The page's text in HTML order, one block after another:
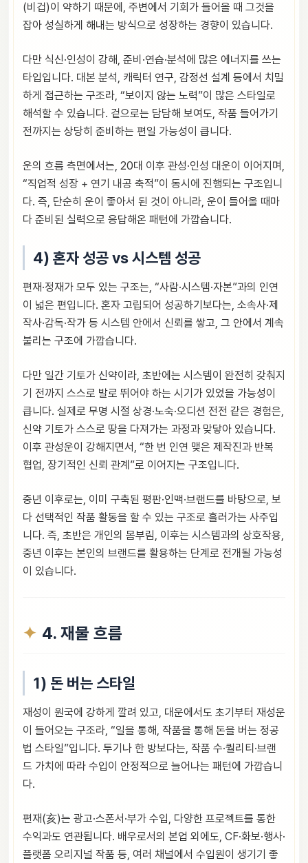
(비겁)이 약하기 때문에, 주변에서 기회가 들어올 때 그것을
잡아 성실하게 해내는 방식으로 성장하는 경향이 있습니다.
다만 식신·인성이 강해, 준비·연습·분석에 많은 에너지를 쓰는
타입입니다. 대본 분석, 캐릭터 연구, 감정선 설계 등에서 치밀
하게 접근하는 구조라, “보이지 않는 노력”이 많은 스타일로
해석할 수 있습니다. 겉으로는 담담해 보여도, 작품 들어가기
전까지는 상당히 준비하는 편일 가능성이 큽니다.
운의 흐름 측면에서는, 20대 이후 관성·인성 대운이 이어지며,
“직업적 성장 + 연기 내공 축적”이 동시에 진행되는 구조입니
다. 즉, 단순히 운이 좋아서 된 것이 아니라, 운이 들어올 때마
다 준비된 실력으로 응답해온 패턴에 가깝습니다.
4) 혼자 성공 vs 시스템 성공
편재·정재가 모두 있는 구조는, “사람·시스템·자본”과의 인연
이 넓은 편입니다. 혼자 고립되어 성공하기보다는, 소속사·제
작사·감독·작가 등 시스템 안에서 신뢰를 쌓고, 그 안에서 계속
불리는 구조에 가깝습니다.
다만 일간 기토가 신약이라, 초반에는 시스템이 완전히 갖춰지
기 전까지 스스로 발로 뛰어야 하는 시기가 있었을 가능성이
큽니다. 실제로 무명 시절 상경·노숙·오디션 전전 같은 경험은,
신약 기토가 스스로 땅을 다져가는 과정과 맞닿아 있습니다.
이후 관성운이 강해지면서, “한 번 인연 맺은 제작진과 반복
협업, 장기적인 신뢰 관계”로 이어지는 구조입니다.
중년 이후로는, 이미 구축된 평판·인맥·브랜드를 바탕으로, 보
다 선택적인 작품 활동을 할 수 있는 구조로 흘러가는 사주입
니다. 즉, 초반은 개인의 몸부림, 이후는 시스템과의 상호작용,
중년 이후는 본인의 브랜드를 활용하는 단계로 전개될 가능성
이 있습니다.
4. 재물 흐름
1) 돈 버는 스타일
재성이 원국에 강하게 깔려 있고, 대운에서도 초기부터 재성운
이 들어오는 구조라, “일을 통해, 작품을 통해 돈을 버는 정공
법 스타일”입니다. 투기나 한 방보다는, 작품 수·퀄리티·브랜
드 가치에 따라 수입이 안정적으로 늘어나는 패턴에 가깝습니
다.
편재(亥)는 광고·스폰서·부가 수입, 다양한 프로젝트를 통한
수익과도 연관됩니다. 배우로서의 본업 외에도, CF·화보·행사·
플랫폼 오리지널 작품 등, 여러 채널에서 수입원이 생기기 좋